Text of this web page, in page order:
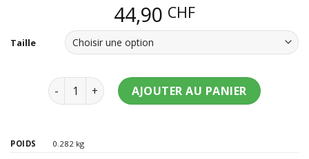
44,90 CHF
Taille
quantité de Déguisement intégral clown tueur
AJOUTER AU PANIER
POIDS
0.282 kg